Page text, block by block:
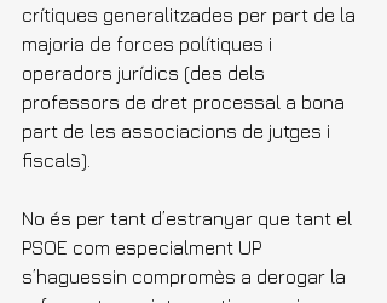
crítiques generalitzades per part de la
majoria de forces polítiques i
operadors jurídics (des dels
professors de dret processal a bona
part de les associacions de jutges i
fiscals).
No és per tant d’estranyar que tant el
PSOE com especialment UP
s’haguessin compromès a derogar la